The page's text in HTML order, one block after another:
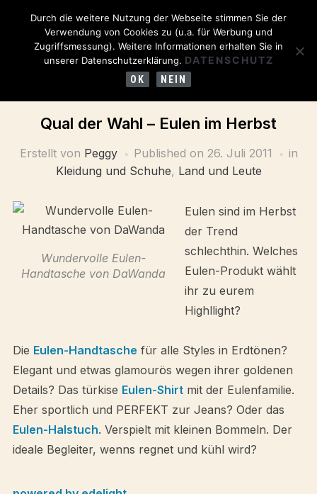
Qual der Wahl – Eulen im Herbst
Erstellt von Peggy Published on 26. Juli 2011
in
Kleidung und Schuhe, Land und Leute
Wundervolle Eulen-
Handtasche von DaWanda
Eulen sind im Herbst
der Trend
schlechthin. Welches
Eulen-Produkt wählt
ihr zu eurem
Highllight?
Die Eulen-Handtasche für alle Styles in Erdtönen?
Elegant und etwas glamourös wegen ihrer goldenen
Details? Das türkise Eulen-Shirtmit der Eulenfamilie.
Eher sportlich und PERFEKT zur Jeans? Oder das
Eulen-Halstuch. Verspielt mit kleinen Bommeln. Der
ideale Begleiter, wenns regnet und kühl wird?
Durch die weitere Nutzung der Webseite stimmen Sie der
Verwendung von Cookies zu (u.a. für Werbung und
Zugriffsmessung). Weitere Informationen erhalten Sie in
unserer Datenschutzerklärung. DATENSCHUTZ
OK NEIN